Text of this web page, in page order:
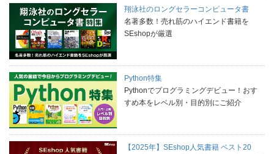
翔泳社のロングセラーコンピュータ書
名著多数！売れ筋のハイエンド書籍を
SEshopが厳選
Python特集
Pythonでプログラミングデビュー！おす
すめ本をレベル別・目的別にご紹介
【2025年】SEshop人気書籍 ベスト20